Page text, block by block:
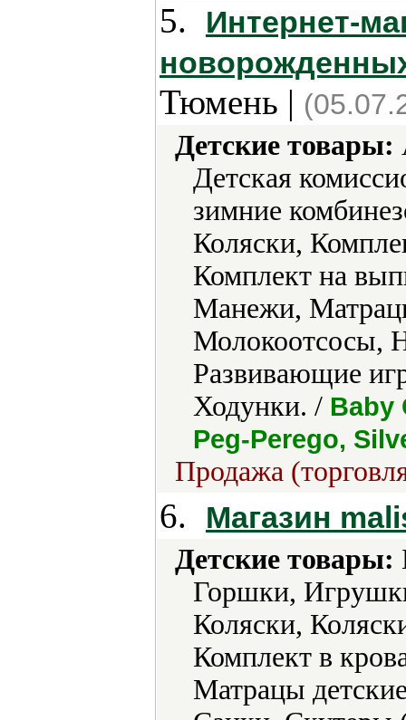
5.
Интернет-
Тюмень |
Детские товары:
Детская
зимние
Коляски,
Комплект на
Манежи,
Молокоотсосы,
Развивающие
Ходунки. / Baby
Peg-Perego,
Продажа
6. Магазин
Детские товары:
Горшки,
Коляски,
Комплект в
Матрацы